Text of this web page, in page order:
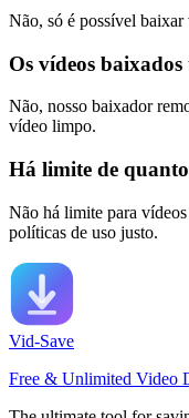
Não, só é possível
Os vídeos
Não, nosso baixador
vídeo limpo.
Há limite de
Não há limite para
políticas de uso justo.
Vid-Save
Free & Unlimited Video